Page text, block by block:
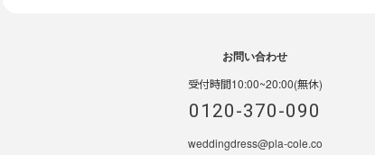
お問い合わせ
受付時間10:00~20:00(無休)
0120-370-090
weddingdress@pla-cole.co